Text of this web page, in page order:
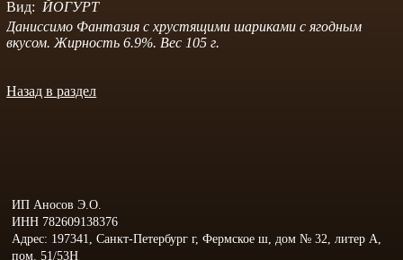
Вид: ЙОГУРТ
Даниссимо Фантазия с хрустящими шариками с ягодным
вкусом. Жирность 6.9%. Вес 105 г.
Назад в раздел
ИП Аносов Э.О.
ИНН 782609138376
Адрес: 197341, Санкт-Петербург г, Фермское ш, дом № 32, литер А,
пом. 51/53Н